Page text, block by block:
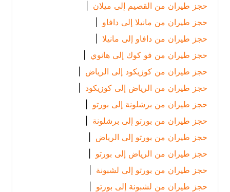
حجز طيران من القصيم إلى ميلان |
حجز طيران من مانيلا إلى دافاو
|
حجز طيران من دافاو إلى مانيلا |
حجز طيران من فو كوك إلى هانوي
|
حجز طيران من كوزيكود إلى الرياض
|
حجز طيران من الرياض إلى كوزيكود
|
حجز طيران من برشلونة إلى بورتو
|
حجز طيران من بورتو إلى برشلونة
|
حجز طيران من بورتو إلى الرياض
|
حجز طيران من الرياض إلى بورتو
|
حجز طيران من بورتو إلى لشبونة |
حجز طيران من لشبونة إلى بورتو
|